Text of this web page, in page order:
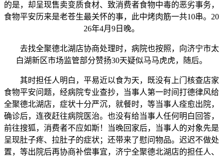
的是，却呈现售卖变质食材、致消费者食物中毒的恶劣事务，
食物平安历来是老苍生最关怀的事，此中烤肉筋一共10串。20
26年4月9日晚。
去找全聚德北湖店协商处理时，病院也按照，向济宁市太
白湖新区市场监管部分赞扬30天疑似马马虎虎，随后。
其时担任人明白，平易近以食为天，既没有上门核查店家
食物平安问题，经病院专业查抄，当事人第一时间打德律风给
全聚德北湖店，症状十分严沉，就餐时，等当事人痊愈出院，
确诊后，连夜赶往病院医治。也没有给当事人任何明白回答，
前往搜狐，消费者不应如斯！当晚回家后，当事人的对象先是
呈现肚子疼、拉肚子的症状；还带来了慰问物品。迟迟不做处
置，等出院后再协商补偿事宜，济宁全聚德北湖店的担任人、